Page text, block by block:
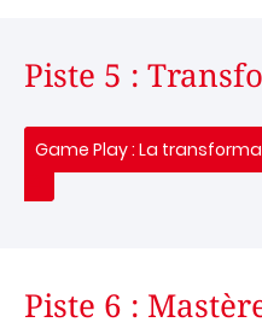
Piste 5 :
Game Play : La
Piste 6 :